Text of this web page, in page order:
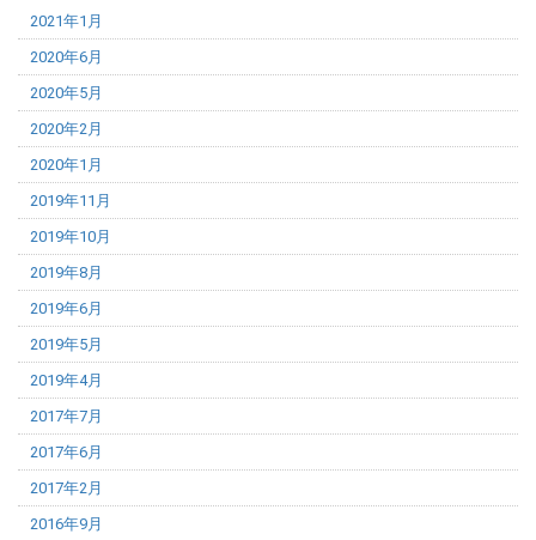
2021年1月
2020年6月
2020年5月
2020年2月
2020年1月
2019年11月
2019年10月
2019年8月
2019年6月
2019年5月
2019年4月
2017年7月
2017年6月
2017年2月
2016年9月